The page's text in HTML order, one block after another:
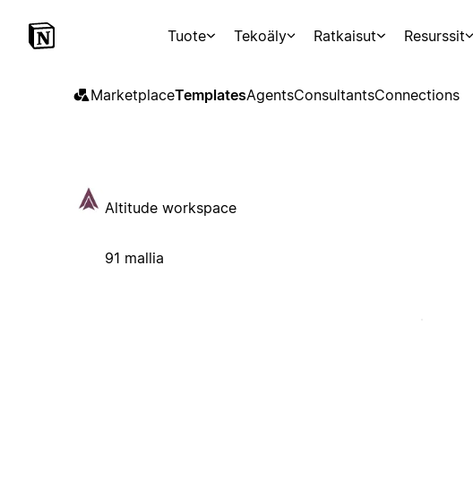
Tuote Tekoäly Ratkaisut Resurssit
MarketplaceTemplatesAgentsConsultantsConnections
Altitude workspace
91 mallia